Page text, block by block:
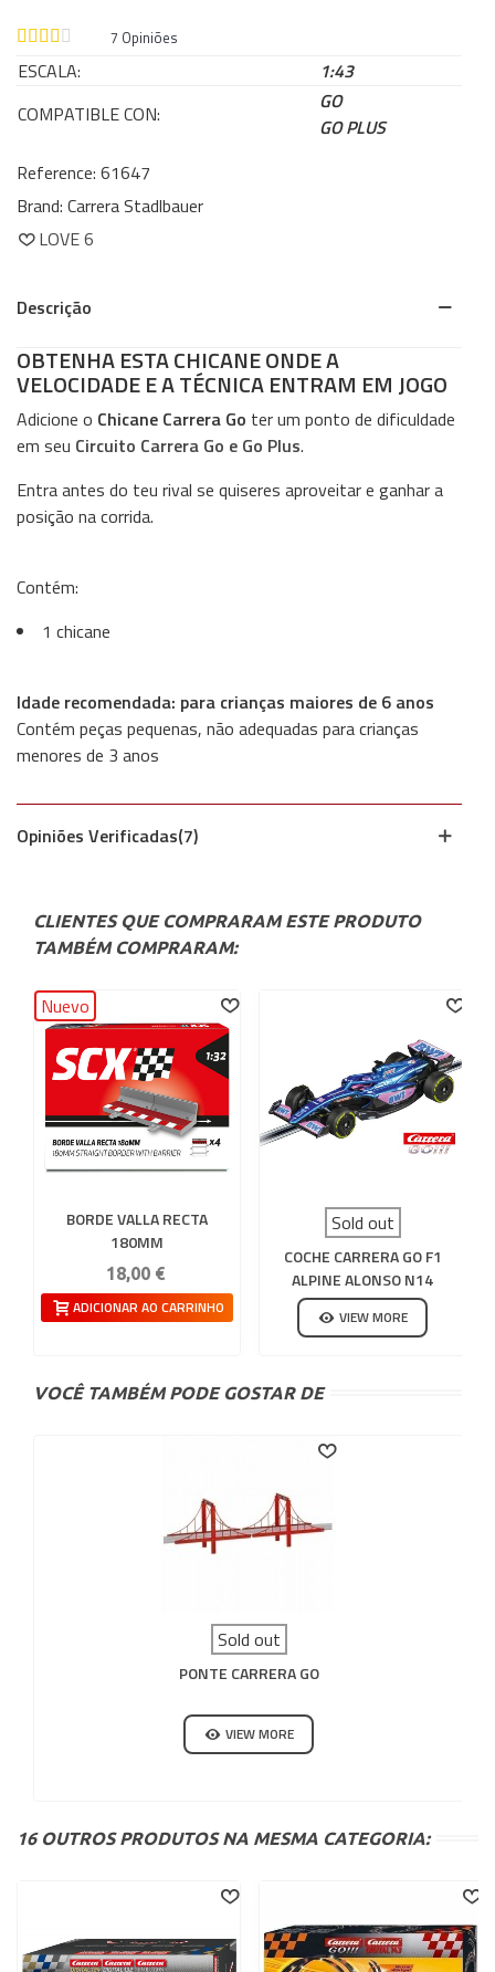
7 Opiniões
ESCALA:
1:43
COMPATIBLE CON:
GO
GO PLUS
Reference: 61647
Brand: Carrera Stadlbauer
LOVE6
Descrição
OBTENHA ESTA CHICANE ONDE A
VELOCIDADE E A TÉCNICA ENTRAM EM JOGO
Adicione o Chicane Carrera Go ter um ponto de dificuldade
em seu Circuito Carrera Go e Go Plus.
Entra antes do teu rival se quiseres aproveitar e ganhar a
posição na corrida.
Contém:
1 chicane
Idade recomendada: para crianças maiores de 6 anos
Contém peças pequenas, não adequadas para crianças
menores de 3 anos
Opiniões Verificadas(7)
CLIENTES QUE COMPRARAM ESTE PRODUTO
TAMBÉM COMPRARAM:
Nuevo
BORDE VALLA RECTA
180MM
18,00 €
ADICIONAR AO CARRINHO
Sold out
COCHE CARRERA GO F1
ALPINE ALONSO N14
VIEW MORE
VOCÊ TAMBÉM PODE GOSTAR DE
Sold out
PONTE CARRERA GO
VIEW MORE
16 OUTROS PRODUTOS NA MESMA CATEGORIA: